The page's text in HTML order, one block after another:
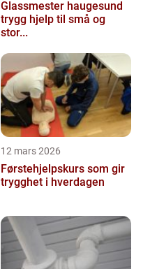
Glassmester haugesund
trygg hjelp til små og
stor...
12 mars 2026
Førstehjelpskurs som gir
trygghet i hverdagen